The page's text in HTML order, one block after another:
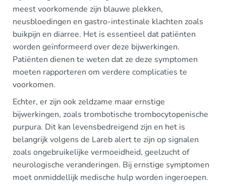
meest voorkomende zijn blauwe plekken,
neusbloedingen en gastro-intestinale klachten zoals
buikpijn en diarree. Het is essentieel dat patiënten
worden geïnformeerd over deze bijwerkingen.
Patiënten dienen te weten dat ze deze symptomen
moeten rapporteren om verdere complicaties te
voorkomen.
Echter, er zijn ook zeldzame maar ernstige
bijwerkingen, zoals trombotische trombocytopenische
purpura. Dit kan levensbedreigend zijn en het is
belangrijk volgens de Lareb alert te zijn op signalen
zoals ongebruikelijke vermoeidheid, geelzucht of
neurologische veranderingen. Bij ernstige symptomen
moet onmiddellijk medische hulp worden ingeroepen.